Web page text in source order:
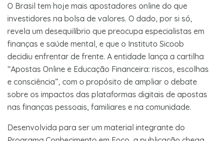
O Brasil tem hoje mais apostadores online do que
investidores na bolsa de valores. O dado, por si só,
revela um desequilíbrio que preocupa especialistas em
finanças e saúde mental, e que o Instituto Sicoob
decidiu enfrentar de frente. A entidade lança a cartilha
“Apostas Online e Educação Financeira: riscos, escolhas
e consciência”, com o propósito de ampliar o debate
sobre os impactos das plataformas digitais de apostas
nas finanças pessoais, familiares e na comunidade.
Desenvolvida para ser um material integrante do